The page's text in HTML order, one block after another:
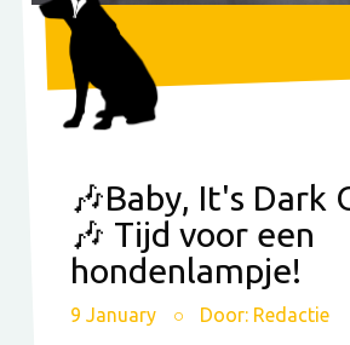
🎶Baby, It's Dark
🎶 Tijd voor een
hondenlampje!
9 January Door: Redactie